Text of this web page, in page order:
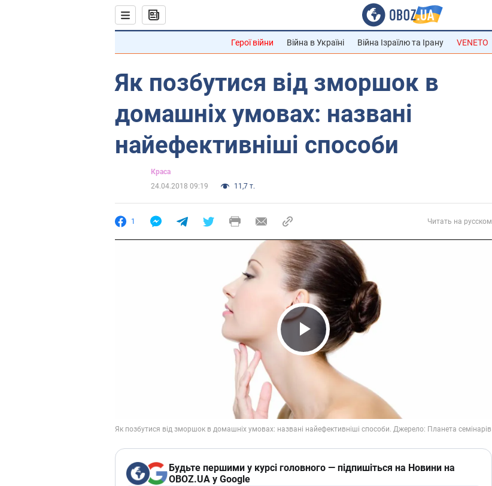
Герої війни Війна в Україні Війна Ізраїлю та Ірану VENETO
Як позбутися від зморшок в
домашніх умовах: названі
найефективніші способи
Краса
24.04.2018 09:19
11,7 т.
1 Читать на русском
Play Video
Будьте першими у курсі головного — підпишіться на Новини на
OBOZ.UA у Google